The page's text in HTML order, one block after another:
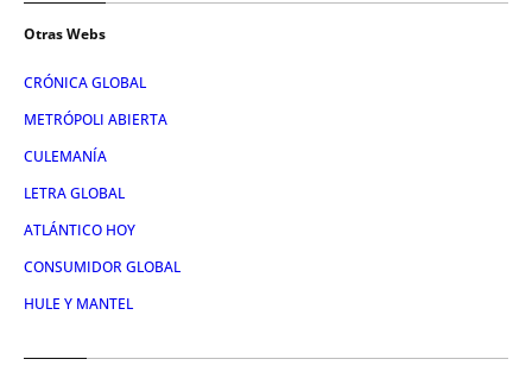
Otras Webs
CRÓNICA GLOBAL
METRÓPOLI ABIERTA
CULEMANÍA
LETRA GLOBAL
ATLÁNTICO HOY
CONSUMIDOR GLOBAL
HULE Y MANTEL